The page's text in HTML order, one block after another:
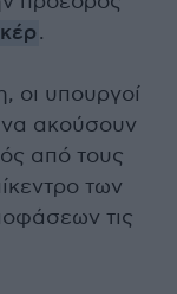
.
οι υπουργοί
να ακούσουν
από τους
των
τις